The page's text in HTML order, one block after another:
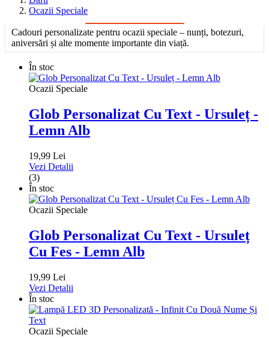
Ocazii Speciale
Cadouri personalizate pentru ocazii speciale – nunți, botezuri,
aniversări și alte momente importante din viață.
În stoc
Ocazii Speciale
Glob Personalizat Cu Text - Ursuleț -
Lemn Alb
19,99 Lei
Vezi Detalii
(3)
În stoc
Ocazii Speciale
Glob Personalizat Cu Text - Ursuleț
Cu Fes - Lemn Alb
19,99 Lei
Vezi Detalii
În stoc
Ocazii Speciale